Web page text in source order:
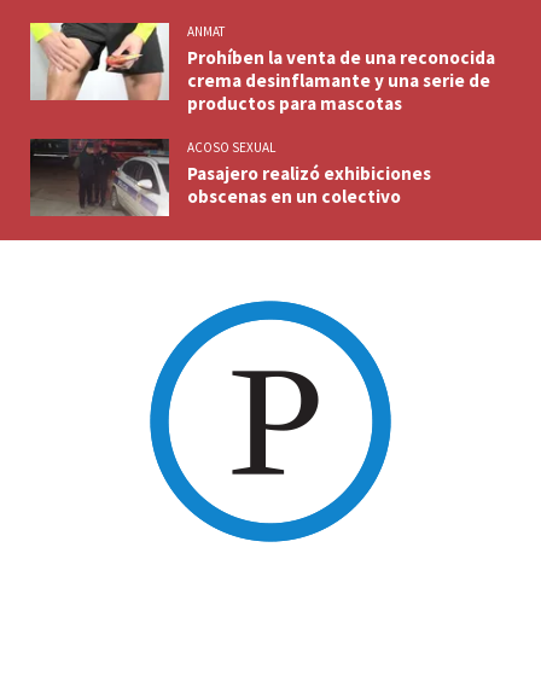
ANMAT
Prohíben la venta de una reconocida
crema desinflamante y una serie de
productos para mascotas
ACOSO SEXUAL
Pasajero realizó exhibiciones
obscenas en un colectivo